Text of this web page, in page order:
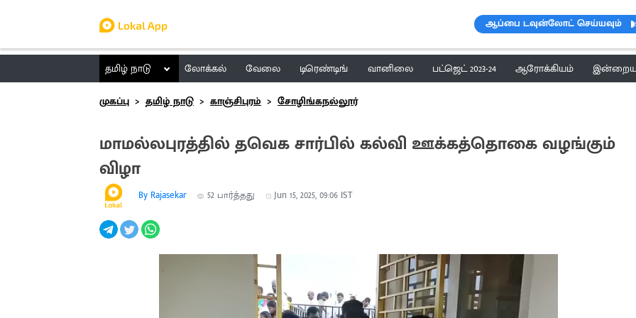
ஆப்பை டவுன்லோட் செய்யவும்
தமிழ் நாடு லோக்கல் வேலை டிரெண்டிங் வானிலை பட்ஜெட் 2023-24 ஆரோக்கியம் இன்றைய
முகப்பு
தமிழ் நாடு காஞ்சிபுரம் சோழிங்கநல்லூர்
மாமல்லபுரத்தில் தவெக சார்பில் கல்வி ஊக்கத்தொகை வழங்கும்
விழா
By Rajasekar 52 பார்த்தது Jun 15, 2025, 09:06 IST